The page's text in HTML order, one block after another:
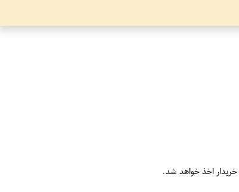
اخذ خواهد شد.